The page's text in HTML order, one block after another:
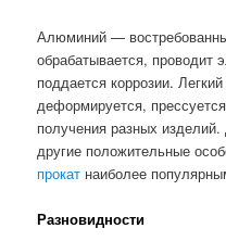
Алюминий —
обрабатывается, проводит
поддается коррозии.
деформируется,
получения разных
другие положительные
прокат наиболее
Разновидности